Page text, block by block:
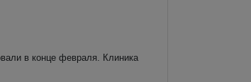
в конце февраля. Клиника